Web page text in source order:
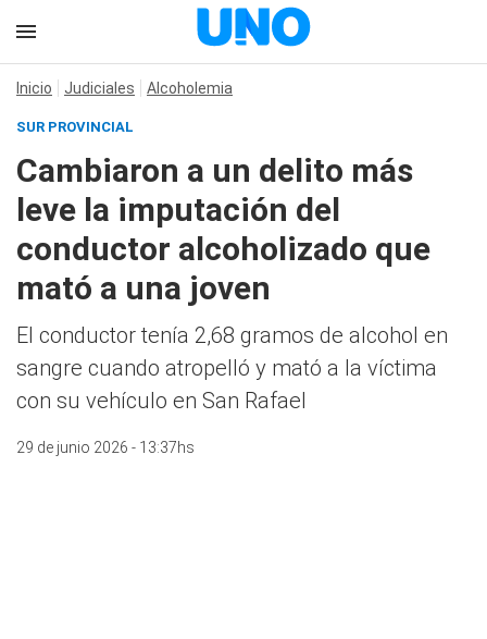
Inicio Judiciales Alcoholemia
SUR PROVINCIAL
Cambiaron a un delito más
leve la imputación del
conductor alcoholizado que
mató a una joven
El conductor tenía 2,68 gramos de alcohol en
sangre cuando atropelló y mató a la víctima
con su vehículo en San Rafael
29 de junio 2026 - 13:37hs